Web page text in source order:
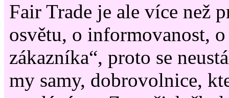
Fair Trade je ale více než
osvětu, o informovanost,
zákazníka“, proto se
my samy, dobrovolnice,